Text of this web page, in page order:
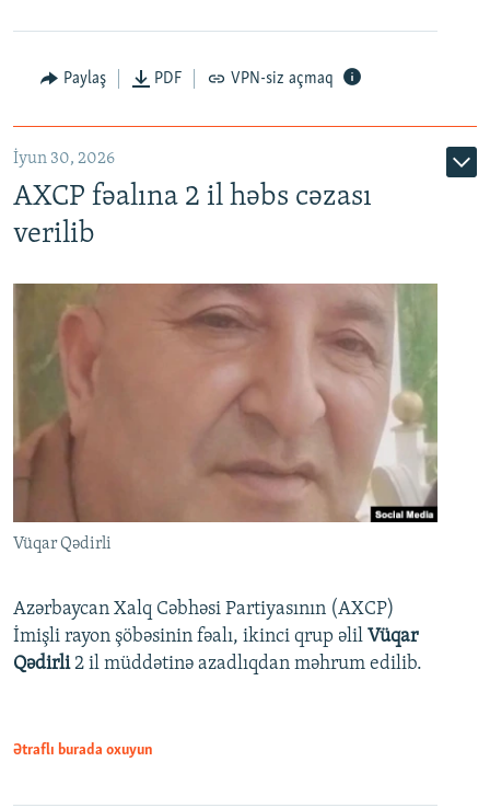
Paylaş PDF VPN-siz açmaq
İyun 30, 2026
AXCP fəalına 2 il həbs cəzası
verilib
Vüqar Qədirli
Azərbaycan Xalq Cəbhəsi Partiyasının (AXCP)
İmişli rayon şöbəsinin fəalı, ikinci qrup əlil Vüqar
Qədirli2 il müddətinə azadlıqdan məhrum edilib.
Ətraflı burada oxuyun